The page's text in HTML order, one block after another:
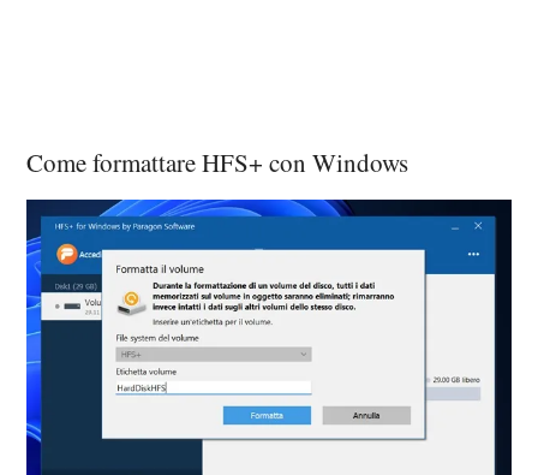
Come formattare HFS+ con Windows